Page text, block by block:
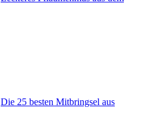
Die 25 besten Mitbringsel aus